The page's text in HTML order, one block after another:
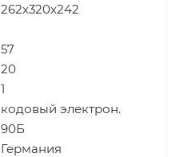
262x320x242
57
20
1
кодовый электрон.
90Б
Германия